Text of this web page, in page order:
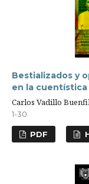
Bestializados y
en la cuentística
Carlos Vadillo
1-30
PDF